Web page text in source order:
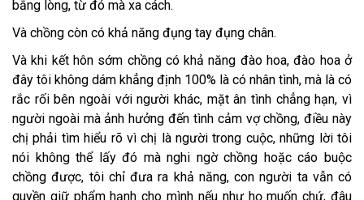
bằng lòng, từ đó mà xa cách.
Và chồng còn có khả năng đụng tay đụng chân.
Và khi kết hôn sớm chồng có khả năng đào hoa, đào hoa ở
đây tôi không dám khẳng định 100% là có nhân tình, mà là có
rắc rối bên ngoài với người khác, mặt ân tình chẳng hạn, vì
người ngoài mà ảnh hưởng đến tình cảm vợ chồng, điều này
chị phải tìm hiểu rõ vì chị là người trong cuộc, những lời tôi
nói không thể lấy đó mà nghi ngờ chồng hoặc cáo buộc
chồng được, tôi chỉ đưa ra khả năng, con người ta vẫn có
quyền giữ phẩm hạnh cho mình nếu như họ muốn chứ, đâu